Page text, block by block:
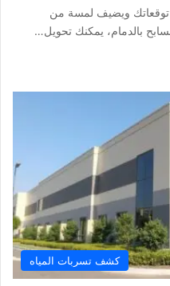
توقعاتك ويضيف لمسة من
بالدمام، يمكنك تحويل…
كشف تسربات المياه